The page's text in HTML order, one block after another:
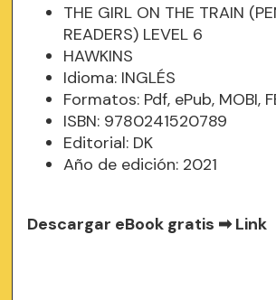
THE GIRL ON THE TRAIN
READERS) LEVEL 6
HAWKINS
Idioma: INGLÉS
Formatos: Pdf, ePub, MOBI,
ISBN: 9780241520789
Editorial: DK
Año de edición: 2021
Descargar eBook gratis ➡Link